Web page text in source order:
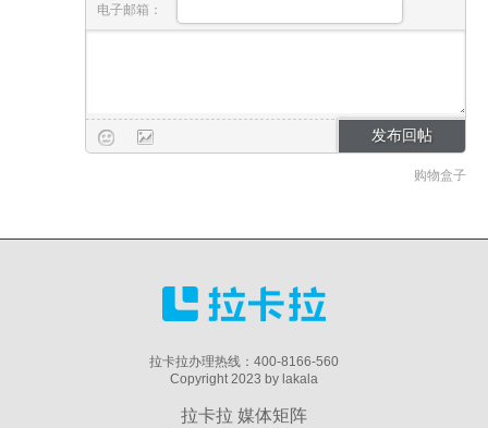
电子邮箱：
购物盒子
拉卡拉办理热线：400-8166-560
Copyright 2023 by lakala
拉卡拉 媒体矩阵